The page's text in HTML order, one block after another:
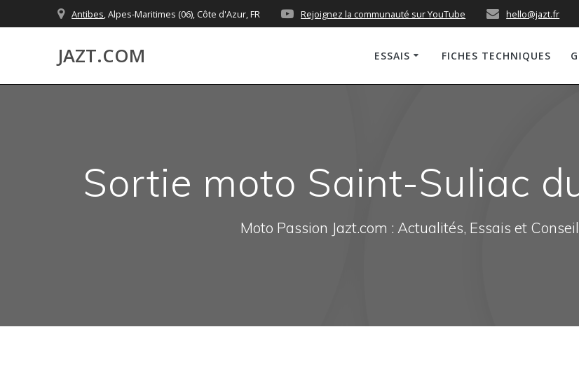
to
Antibes, Alpes-Maritimes (06), Côte d'Azur, FR Rejoignez la communauté sur YouTube hello@jazt.fr
JAZT.COM ESSAIS FICHES TECHNIQUES
Sortie moto Saint-Suliac
Moto Passion Jazt.com : Actualités, Essais et